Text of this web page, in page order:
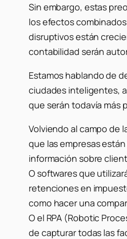
Sin embargo, estas
los efectos
disruptivos están
contabilidad serán
Estamos hablando de
ciudades inteligentes,
que serán todavía más
Volviendo al campo de
que las empresas
información sobre
O softwares que
retenciones en
como hacer una
O el RPA (Robotic
de capturar todas las